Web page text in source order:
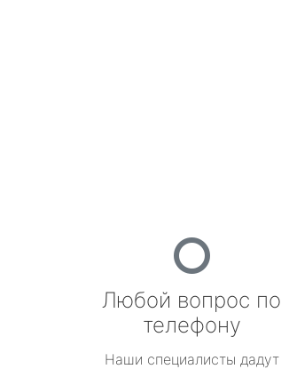
Любой вопрос по
телефону
Наши специалисты дадут